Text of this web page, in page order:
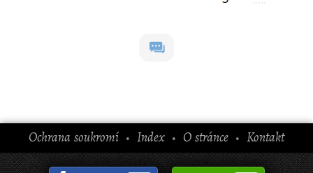
Ochrana soukromí • Index • O stránce • Kontakt